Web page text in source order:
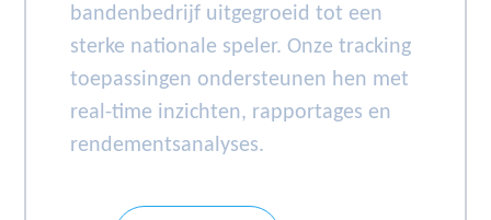
bandenbedrijf uitgegroeid tot een
sterke nationale speler. Onze tracking
toepassingen ondersteunen hen met
real-time inzichten, rapportages en
rendementsanalyses.